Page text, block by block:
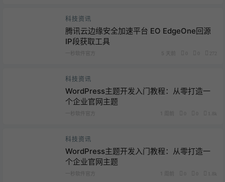
科技资讯
腾讯云边缘安全加速平台 EO EdgeOne回源
IP段获取工具
一秒软件官方 5 天前
科技资讯
WordPress主题开发入门教程：从零打造一
个企业官网主题
一秒软件官方 1 周前 1.8k
科技资讯
WordPress主题开发入门教程：从零打造一
个企业官网主题
一秒软件官方 1 周前 1.8k